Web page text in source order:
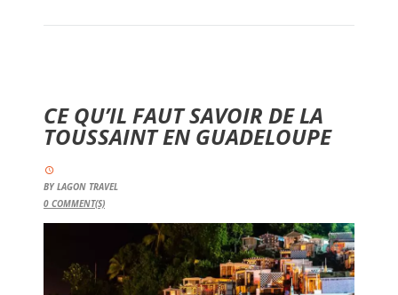
CE QU’IL FAUT SAVOIR DE LA
TOUSSAINT EN GUADELOUPE
BYLAGON TRAVEL
0 COMMENT(S)